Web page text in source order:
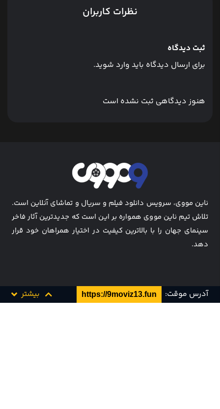
نظرات کاربران
ثبت دیدگاه
برای ارسال دیدگاه باید وارد شوید.
هنوز دیدگاهی ثبت نشده است
آدرس موقت: https://9moviz13.fun بیشتر
ناین مووی، سرویس دانلود فیلم و سریال و تماشای آنلاین است.
تلاش تیم ناین مووی همواره بر این است که جدیدترین آثار فاخر
سینمای جهان را با بالاترین کیفیت در اختیار همراهان خود قرار
دهد.
مجله
همکاری با ما